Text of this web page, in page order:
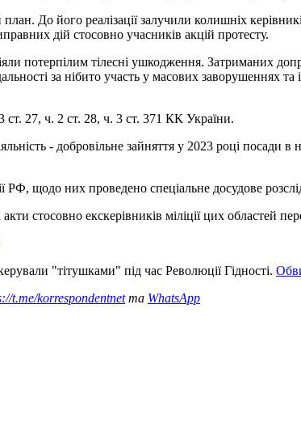
До його реалізації залучили колишніх
дій стосовно учасників акцій протесту.
потерпілим тілесні ушкодження. Затриманих
за нібито участь у масових заворушеннях
ст. 27, ч. 2 ст. 28, ч. 3 ст. 371 КК України.
- добровільне зайняття у 2023 році посади
РФ, щодо них проведено спеціальне досудове
стосовно екскерівників міліції цих областей
"тітушками" під час Революції Гідності.
t.me/korrespondentnetта WhatsApp